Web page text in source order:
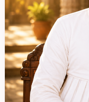
શણગાર આરતી
સોમ, બુધ, ગુરુ, શુક્ર, રવિવારના રોજ
મંગળા આરતી
શનિ, મંગળ અને પૂનમના રોજ
શણગાર આરતી
શનિ, મંગળ અને પૂનમના રોજ
રાજભોગ થાળ
દર્શન બંધ